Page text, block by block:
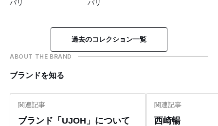
パリ パリ
過去のコレクション一覧
ABOUT THE BRAND
ブランドを知る
関連記事
ブランド「UJOH」について
関連記事
西崎暢